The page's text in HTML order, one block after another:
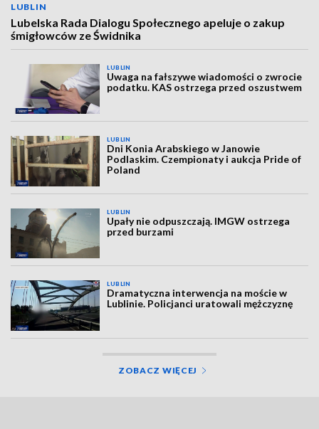
LUBLIN
Lubelska Rada Dialogu Społecznego apeluje o zakup
śmigłowców ze Świdnika
LUBLIN
Uwaga na fałszywe wiadomości o zwrocie
podatku. KAS ostrzega przed oszustwem
LUBLIN
Dni Konia Arabskiego w Janowie
Podlaskim. Czempionaty i aukcja Pride of
Poland
LUBLIN
Upały nie odpuszczają. IMGW ostrzega
przed burzami
LUBLIN
Dramatyczna interwencja na moście w
Lublinie. Policjanci uratowali mężczyznę
ZOBACZ WIĘCEJ